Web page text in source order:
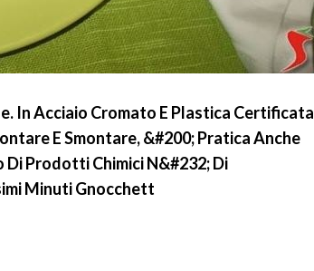
In Acciaio Cromato E Plastica Certificata
E Smontare, &#200; Pratica Anche
Di Prodotti Chimici N&#232; Di
Minuti Gnocchett